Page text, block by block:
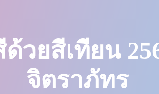
วยสีเทียน
จิตราภัทร